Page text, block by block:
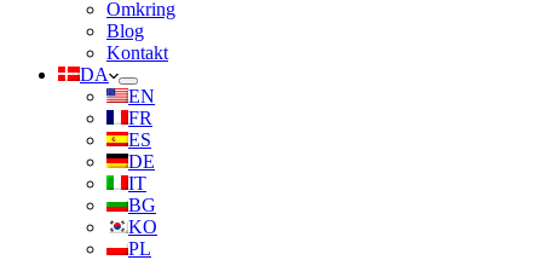
Omkring
Blog
Kontakt
DA
EN
FR
ES
DE
IT
BG
KO
PL